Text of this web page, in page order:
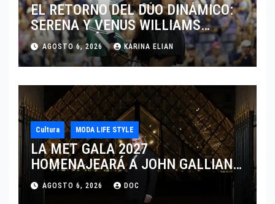
EL RETORNO DEL DÚO DINÁMICO:
SERENA Y VENUS WILLIAMS
DISPUTARÁN LOS DOBLES EN
CINCINNATI 2026
AGOSTO 6, 2026 KARINA ELIAN
Cultura MODA LIFE STYLE
LA MET GALA 2027
HOMENAJEARÁ A JOHN GALLIANO
MARCANDO EL REGRESO DEL REY
DEL DRAMATISMO
AGOSTO 6, 2026 DOC